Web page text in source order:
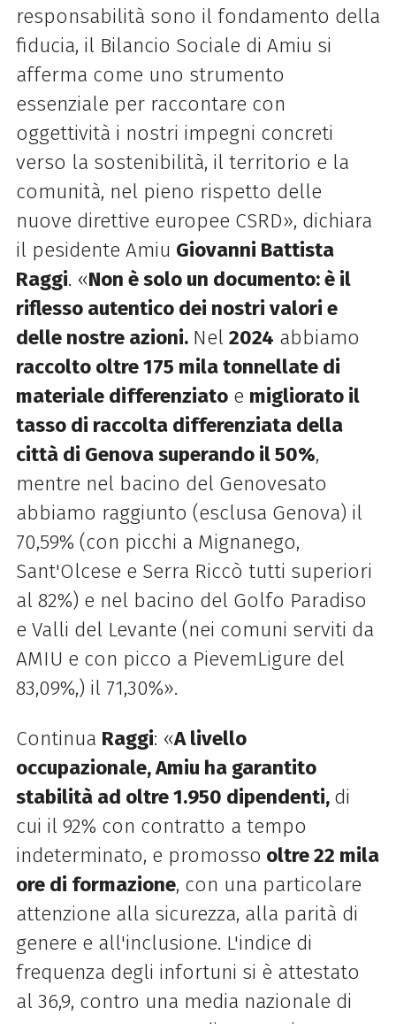
responsabilità sono il fondamento della
fiducia, il Bilancio Sociale di Amiu si
afferma come uno strumento
essenziale per raccontare con
oggettività i nostri impegni concreti
verso la sostenibilità, il territorio e la
comunità, nel pieno rispetto delle
nuove direttive europee CSRD», dichiara
il pesidente Amiu Giovanni Battista
Raggi. «Non è solo un documento: è il
riflesso autentico dei nostri valori e
delle nostre azioni. Nel 2024 abbiamo
raccolto oltre 175 mila tonnellate di
materiale differenziatoe migliorato il
tasso di raccolta differenziata della
città di Genova superando il 50%,
mentre nel bacino del Genovesato
abbiamo raggiunto (esclusa Genova) il
70,59% (con picchi a Mignanego,
Sant'Olcese e Serra Riccò tutti superiori
al 82%) e nel bacino del Golfo Paradiso
e Valli del Levante (nei comuni serviti da
AMIU e con picco a PievemLigure del
83,09%,) il 71,30%».
Continua Raggi: «A livello
occupazionale, Amiu ha garantito
stabilità ad oltre 1.950 dipendenti, di
cui il 92% con contratto a tempo
indeterminato, e promosso oltre 22 mila
ore di formazione, con una particolare
attenzione alla sicurezza, alla parità di
genere e all'inclusione. L'indice di
frequenza degli infortuni si è attestato
al 36,9, contro una media nazionale di